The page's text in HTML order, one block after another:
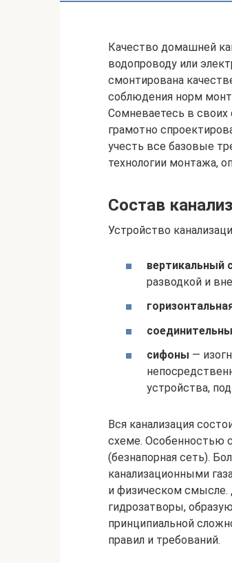
Качество домашней
водопроводу или
смонтирована
соблюдения норм
Сомневаетесь в
грамотно
учесть все базовые
технологии монтажа,
Состав
Устройство
вертикальный
разводкой и
сифоны —
устройства,
Вся канализация
схеме. Особенностью
(безнапорная сеть).
канализационными
и физическом смысле.
гидрозатворы,
принципиальной
правил и требований.